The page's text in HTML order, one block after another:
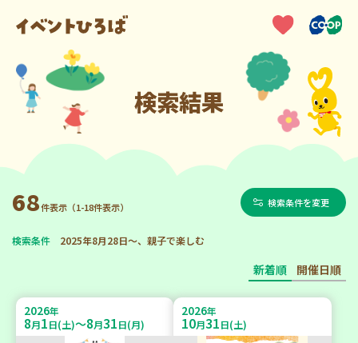
検索結果
68件表示（1-18件表示） 検索条件を変更
検索条件 2025年8月28日～、親子で楽しむ
新着順 開催日順
2026年
8月1日(土)～8月31日(月)
2026年
10月31日(土)